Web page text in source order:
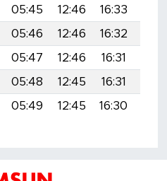
05:45 12:46 16:33
05:46 12:46 16:32
05:47 12:46 16:31
05:48 12:45 16:31
05:49 12:45 16:30